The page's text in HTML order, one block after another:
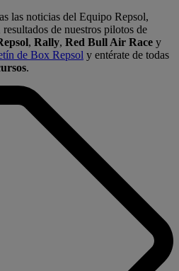
las noticias del Equipo Repsol,
de nuestros pilotos de
, Rally, Red Bull Air Race y
de Box Repsol y entérate de todas
.